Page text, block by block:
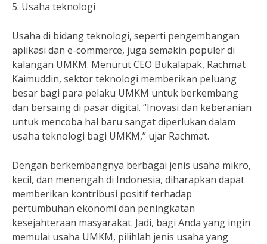
5. Usaha teknologi
Usaha di bidang teknologi, seperti pengembangan
aplikasi dan e-commerce, juga semakin populer di
kalangan UMKM. Menurut CEO Bukalapak, Rachmat
Kaimuddin, sektor teknologi memberikan peluang
besar bagi para pelaku UMKM untuk berkembang
dan bersaing di pasar digital. “Inovasi dan keberanian
untuk mencoba hal baru sangat diperlukan dalam
usaha teknologi bagi UMKM,” ujar Rachmat.
Dengan berkembangnya berbagai jenis usaha mikro,
kecil, dan menengah di Indonesia, diharapkan dapat
memberikan kontribusi positif terhadap
pertumbuhan ekonomi dan peningkatan
kesejahteraan masyarakat. Jadi, bagi Anda yang ingin
memulai usaha UMKM, pilihlah jenis usaha yang